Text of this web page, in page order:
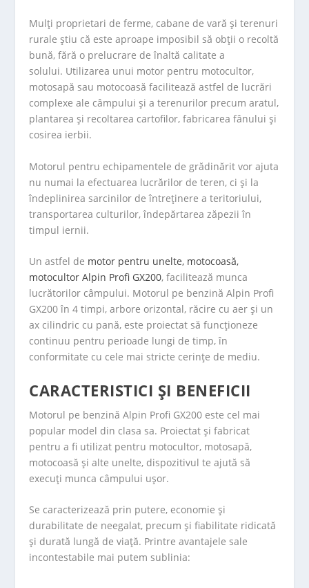
Mulți proprietari de ferme, cabane de vară și terenuri
rurale știu că este aproape imposibil să obții o recoltă
bună, fără o prelucrare de înaltă calitate a
solului. Utilizarea unui motor pentru motocultor,
motosapă sau motocoasă facilitează astfel de lucrări
complexe ale câmpului și a terenurilor precum aratul,
plantarea și recoltarea cartofilor, fabricarea fânului și
cosirea ierbii.
Motorul pentru echipamentele de grădinărit vor ajuta
nu numai la efectuarea lucrărilor de teren, ci și la
îndeplinirea sarcinilor de întreținere a teritoriului,
transportarea culturilor, îndepărtarea zăpezii în
timpul iernii.
Un astfel de motor pentru unelte, motocoasă,
motocultor Alpin Profi GX200, facilitează munca
lucrătorilor câmpului. Motorul pe benzină Alpin Profi
GX200 în 4 timpi, arbore orizontal, răcire cu aer și un
ax cilindric cu pană, este proiectat să funcționeze
continuu pentru perioade lungi de timp, în
conformitate cu cele mai stricte cerințe de mediu.
CARACTERISTICI ȘI BENEFICII
Motorul pe benzină Alpin Profi GX200 este cel mai
popular model din clasa sa. Proiectat și fabricat
pentru a fi utilizat pentru motocultor, motosapă,
motocoasă și alte unelte, dispozitivul te ajută să
execuți munca câmpului uşor.
Se caracterizează prin putere, economie și
durabilitate de neegalat, precum și fiabilitate ridicată
și durată lungă de viață. Printre avantajele sale
incontestabile mai putem sublinia: